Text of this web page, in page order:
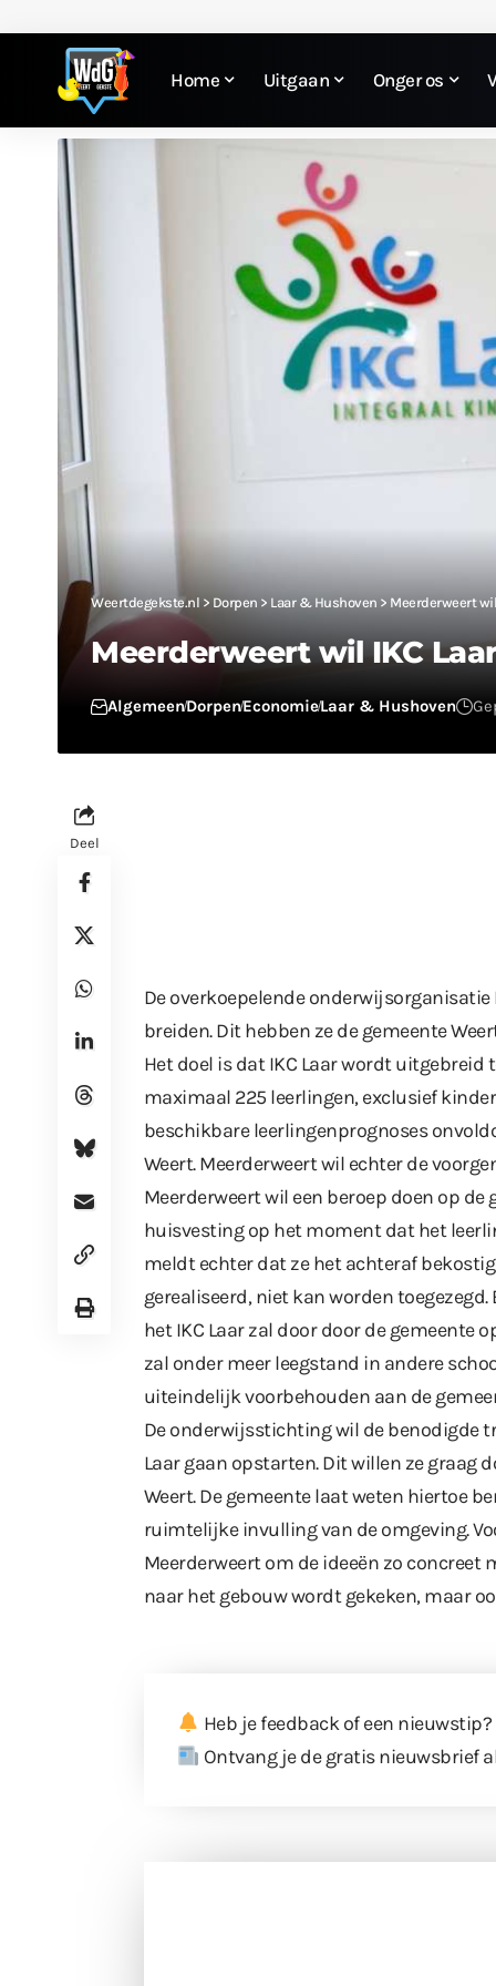
Home Uitgaan Onger os
Weertdegekste.nl > Dorpen > Laar & Hushoven > Meerderweert
Meerderweert wil IKC
AlgemeenDorpenEconomieLaar & Hushoven
Deel
De overkoepelende
breiden. Dit hebben ze de gemeente
Het doel is dat IKC Laar wordt
maximaal 225 leerlingen, exclusief
beschikbare leerlingenprognoses
Weert. Meerderweert wil echter de
Meerderweert wil een beroep doen op
huisvesting op het moment dat het
meldt echter dat ze het achteraf
gerealiseerd, niet kan worden
het IKC Laar zal door door de gemeente
zal onder meer leegstand in andere
uiteindelijk voorbehouden aan de
De onderwijsstichting wil de benodigde
Laar gaan opstarten. Dit willen ze graag
Weert. De gemeente laat weten hiertoe
ruimtelijke invulling van de omgeving.
Meerderweert om de ideeën zo
naar het gebouw wordt gekeken, maar
Heb je feedback of een nieuwstip?
Ontvang je de gratis nieuwsbrief